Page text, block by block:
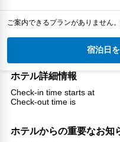
ご案内できるプランがありません
宿泊日
ホテル詳細情報
Check-in time starts at
Check-out time is
ホテルからの重要なお知